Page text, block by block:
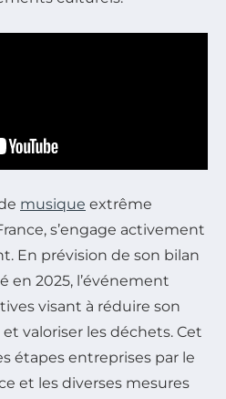
musique extrême
s’engage activement
En prévision de son bilan
en 2025, l’événement
visant à réduire son
valoriser les déchets. Cet
étapes entreprises par le
et les diverses mesures